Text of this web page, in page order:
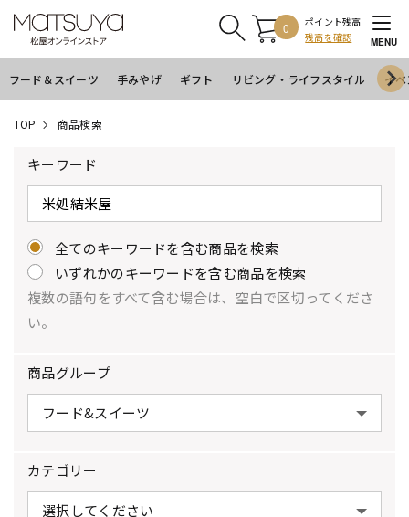
0
ポイント残高
残高を確認
MENU
フード＆スイーツ 手みやげ ギフト リビング・ライフスタイル イ
TOP 商品検索
キーワード
全てのキーワードを含む商品を検索
いずれかのキーワードを含む商品を検索
複数の語句をすべて含む場合は、空白で区切ってくださ
い。
商品グループ
カテゴリー